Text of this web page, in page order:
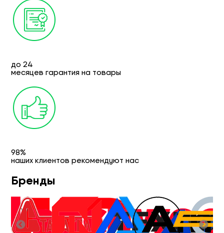
до 24
месяцев гарантия на товары
98%
наших клиентов рекомендуют нас
Бренды